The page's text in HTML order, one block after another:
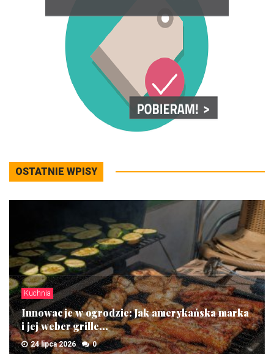
OSTATNIE WPISY
Kuchnia
Innowacje w ogrodzie: Jak amerykańska marka
i jej weber grille...
24 lipca 2026 0